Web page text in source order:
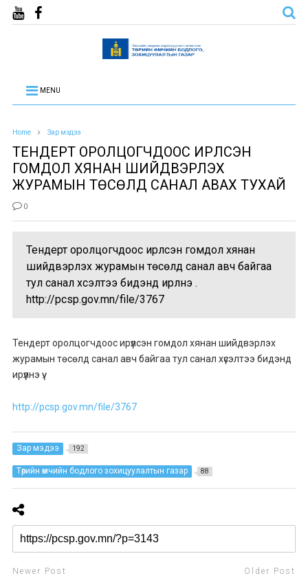
MENU
Home Зар мэдээ
ТЕНДЕРТ ОРОЛЦОГЧДООС ИРҮҮЛСЭН
ГОМДОЛ ХЯНАН ШИЙДВЭРЛЭХ
ЖУРАМЫН ТӨСӨЛД САНАЛ АВАХ ТУХАЙ
0
Тендерт оролцогчдоос ирүүлсэн гомдол хянан
шийдвэрлэх журамын төсөлд санал авч байгаа
тул санал хүсэлтээ бидэнд ирүүлнэ үү.
http://pcsp.gov.mn/file/3767
Тендерт оролцогчдоос ирүүлсэн гомдол хянан шийдвэрлэх
журамын төсөлд санал авч байгаа тул санал хүсэлтээ бидэнд
ирүүлнэ үү.
http://pcsp.gov.mn/file/3767
Зар мэдээ 192
Төрийн өмчийн бодлого зохицуулалтын газар 88
Newer Post Older Post